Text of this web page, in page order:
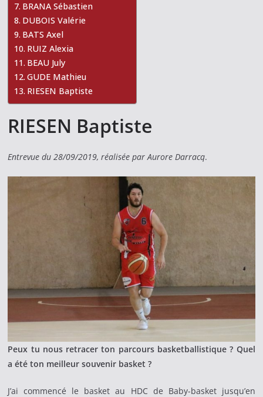
BRANA Sébastien
DUBOIS Valérie
BATS Axel
RUIZ Alexia
BEAU July
GUDE Mathieu
RIESEN Baptiste
RIESEN Baptiste
Entrevue du 28/09/2019, réalisée par Aurore Darracq.
Peux tu nous retracer ton parcours basketballistique ? Quel
a été ton meilleur souvenir basket ?
J’ai commencé le basket au HDC de Baby-basket jusqu’en